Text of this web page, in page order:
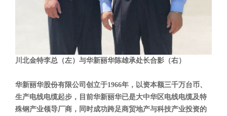
川北金特李总（左）与华新丽华陈雄承处长合影（右）
华新丽华股份有限公司创立于1966年，以资本额三千万台币、
生产电线电缆起步，目前华新丽华已是大中华区电线电缆及特
殊钢产业领导厂商，同时成功跨足商贸地产与科技产业投资的